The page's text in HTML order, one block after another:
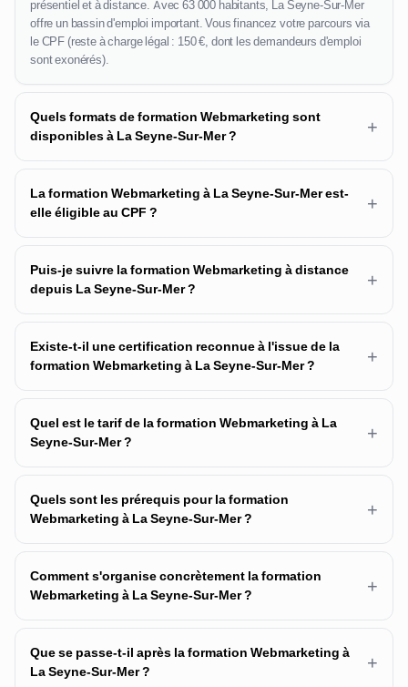
présentiel et à distance. Avec 63 000 habitants, La Seyne-Sur-Mer
offre un bassin d'emploi important. Vous financez votre parcours via
le CPF (reste à charge légal : 150 €, dont les demandeurs d'emploi
sont exonérés).
Quels formats de formation Webmarketing sont
disponibles à La Seyne-Sur-Mer ?
+
La formation Webmarketing à La Seyne-Sur-Mer est-
elle éligible au CPF ?
+
Puis-je suivre la formation Webmarketing à distance
depuis La Seyne-Sur-Mer ?
+
Existe-t-il une certification reconnue à l'issue de la
formation Webmarketing à La Seyne-Sur-Mer ?
+
Quel est le tarif de la formation Webmarketing à La
Seyne-Sur-Mer ?
+
Quels sont les prérequis pour la formation
Webmarketing à La Seyne-Sur-Mer ?
+
Comment s'organise concrètement la formation
Webmarketing à La Seyne-Sur-Mer ?
+
Que se passe-t-il après la formation Webmarketing à
La Seyne-Sur-Mer ?
+